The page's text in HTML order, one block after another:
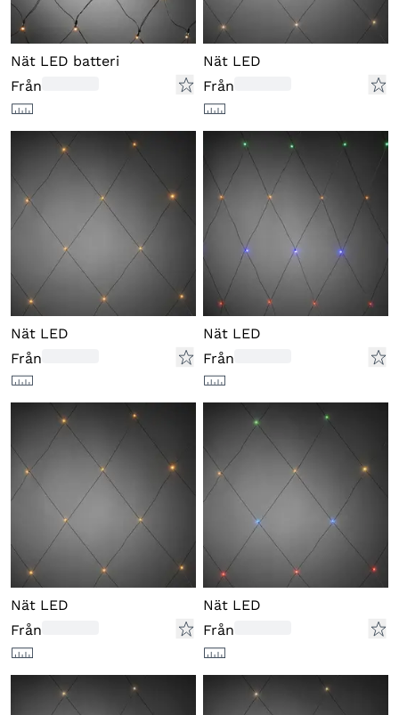
Nät LED batteri
Från
Nät LED
Från
Nät LED
Från
Nät LED
Från
Nät LED
Från
Nät LED
Från